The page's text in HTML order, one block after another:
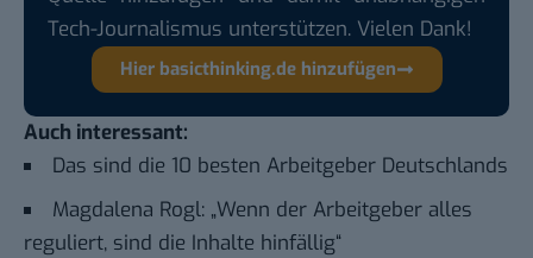
Tech-Journalismus unterstützen. Vielen Dank!
Hier basicthinking.de hinzufügen
Auch interessant:
Das sind die 10 besten Arbeitgeber Deutschlands
Magdalena Rogl: „Wenn der Arbeitgeber alles
reguliert, sind die Inhalte hinfällig“